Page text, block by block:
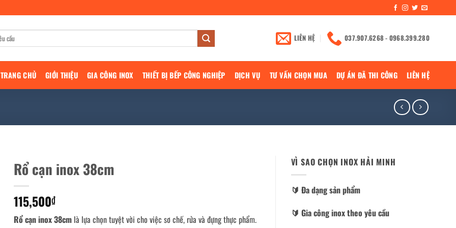
LIÊN HỆ 037.907.6268 - 0968.399.280
TRANG CHỦ GIỚI THIỆU GIA CÔNG INOX THIẾT BỊ BẾP CÔNG NGHIỆP DỊCH VỤ TƯ VẤN CHỌN MUA DỰ ÁN ĐÃ THI CÔNG LIÊN HỆ
Rổ cạn inox 38cm
115,500₫
Rổ cạn inox 38cm là lựa chọn tuyệt vời cho việc sơ chế, rửa và đựng thực phẩm.
VÌ SAO CHỌN INOX HẢI MINH
🔰️ Đa dạng sản phẩm
🔰️ Gia công inox theo yêu cầu